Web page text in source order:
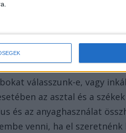
székkel, amennyiben az
válasszunk-e, vagy
az asztal és a
és az anyaghasználat
venni, ha el szeretnénk